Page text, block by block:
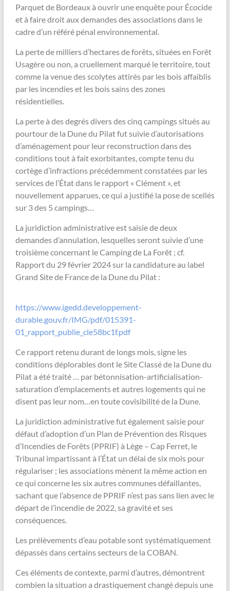
Parquet de Bordeaux à ouvrir une enquête pour Écocide
et à faire droit aux demandes des associations dans le
cadre d’un référé pénal environnemental.
La perte de milliers d’hectares de forêts, situées en Forêt
Usagère ou non, a cruellement marqué le territoire, tout
comme la venue des scolytes attirés par les bois affaiblis
par les incendies et les bois sains des zones
résidentielles.
La perte à des degrés divers des cinq campings situés au
pourtour de la Dune du Pilat fut suivie d’autorisations
d’aménagement pour leur reconstruction dans des
conditions tout à fait exorbitantes, compte tenu du
cortège d’infractions précédemment constatées par les
services de l’État dans le rapport « Clément », et
nouvellement apparues, ce qui a justifié la pose de scellés
sur 3 des 5 campings…
La juridiction administrative est saisie de deux
demandes d’annulation, lesquelles seront suivie d’une
troisième concernant le Camping de La Forêt ; cf.
Rapport du 29 février 2024 sur la candidature au label
Grand Site de France de la Dune du Pilat :
https://www.igedd.developpement-
durable.gouv.fr/IMG/pdf/015391-
01_rapport_publie_cle58bc1f.pdf
Ce rapport retenu durant de longs mois, signe les
conditions déplorables dont le Site Classé de la Dune du
Pilat a été traité … par bétonnisation-artificialisation-
saturation d’emplacements et autres logements qui ne
disent pas leur nom…en toute covisibilité de la Dune.
La juridiction administrative fut également saisie pour
défaut d’adoption d’un Plan de Prévention des Risques
d’Incendies de Forêts (PPRIF) à Lège – Cap Ferret, le
Tribunal impartissant à l’État un délai de six mois pour
régulariser ; les associations mènent la même action en
ce qui concerne les six autres communes défaillantes,
sachant que l’absence de PPRIF n’est pas sans lien avec le
départ de l’incendie de 2022, sa gravité et ses
conséquences.
Les prélèvements d’eau potable sont systématiquement
dépassés dans certains secteurs de la COBAN.
Ces éléments de contexte, parmi d’autres, démontrent
combien la situation a drastiquement changé depuis une